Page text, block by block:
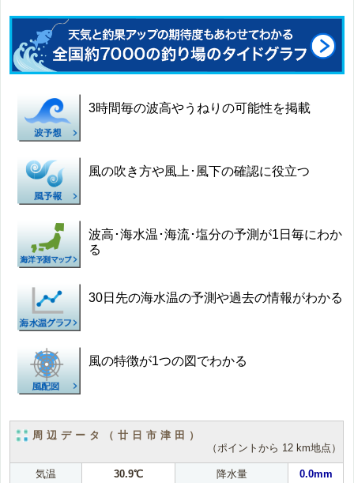
3時間毎の波高やうねりの可能性を掲載
風の吹き方や風上･風下の確認に役立つ
波高･海水温･海流･塩分の予測が1日毎にわか
る
30日先の海水温の予測や過去の情報がわかる
風の特徴が1つの図でわかる
周辺データ（廿日市津田）
（ポイントから 12 km地点）
気温 30.9℃ 降水量
0.0mm